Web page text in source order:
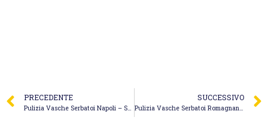
PRECEDENTE
Pulizia Vasche Serbatoi Napoli – Sa.Ny Ecologia Srl
SUCCESSIVO
Pulizia Vasche Serbatoi Romagnano Sesia – Brugo Pier Antonio S.r.l.